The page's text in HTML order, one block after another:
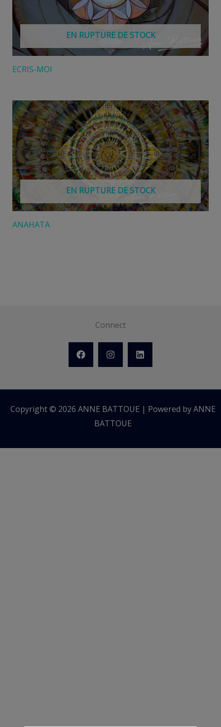
EN RUPTURE DE STOCK
ECRIS-MOI
EN RUPTURE DE STOCK
ANAHATA
Connect
Copyright © 2026 ANNE BATTOUE | Powered by ANNE
BATTOUE